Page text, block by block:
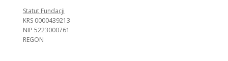
Statut Fundacji
KRS 0000439213
NIP 5223000761
REGON